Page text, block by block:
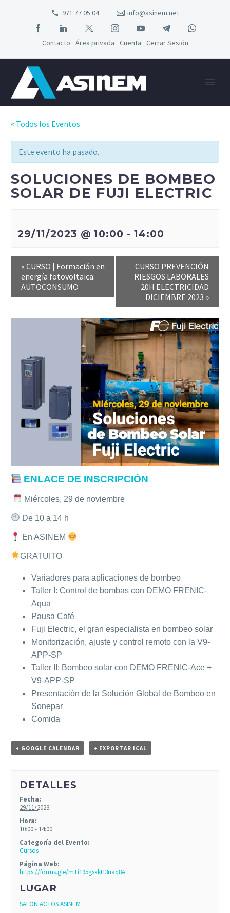
971 77 05 04 info@asinem.net
Contacto Área privada Cuenta Cerrar Sesión
« Todos los Eventos
Este evento ha pasado.
SOLUCIONES DE BOMBEO
SOLAR DE FUJI ELECTRIC
29/11/2023 @ 10:00 -14:00
« CURSO | Formación en
energía fotovoltaica:
AUTOCONSUMO
CURSO PREVENCIÓN
RIESGOS LABORALES
20H ELECTRICIDAD
DICIEMBRE 2023 »
ENLACE DE INSCRIPCIÓN
Miércoles, 29 de noviembre
De 10 a 14 h
En ASINEM
GRATUITO
Variadores para aplicaciones de bombeo
Taller I: Control de bombas con DEMO FRENIC-
Aqua
Pausa Café
Fuji Electric, el gran especialista en bombeo solar
Monitorización, ajuste y control remoto con la V9-
APP-SP
Taller II: Bombeo solar con DEMO FRENIC-Ace +
V9-APP-SP
Presentación de la Solución Global de Bombeo en
Sonepar
Comida
+ GOOGLE CALENDAR + EXPORTAR ICAL
DETALLES
Fecha:
29/11/2023
Hora:
10:00 - 14:00
Categoría del Evento:
Cursos
Página Web:
https://forms.gle/mTi195gsxkH3uaq8A
LUGAR
SALON ACTOS ASINEM